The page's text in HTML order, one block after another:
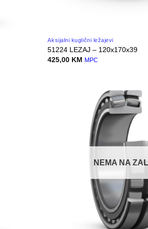
Aksijalni kuglični ležajevi
51224 LEZAJ – 120x170x39
425,00 KM MPC
NEMA NA